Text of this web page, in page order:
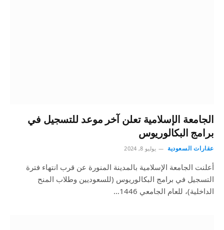
الجامعة الإسلامية تعلن آخر موعد للتسجيل في
برامج البكالوريوس
عقارات السعودية يوليو 8, 2024
أعلنت الجامعة الإسلامية بالمدينة المنورة عن قرب انتهاء فترة
التسجيل في برامج البكالوريوس (للسعوديين وطلاب المنح
الداخلية)، للعام الجامعي 1446…